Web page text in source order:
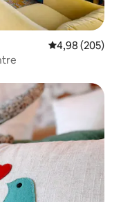
Évaluation
4,98 (205)